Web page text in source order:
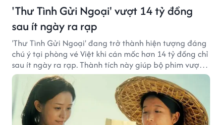
'Thư Tình Gửi Ngoại' vượt 14 tỷ đồng
sau ít ngày ra rạp
'Thư Tình Gửi Ngoại' đang trở thành hiện tượng đáng
chú ý tại phòng vé Việt khi cán mốc hơn 14 tỷ đồng chỉ
sau ít ngày ra rạp. Thành tích này giúp bộ phim vượt
kỳ vọng ban đầu và duy trì sức hút giữa cuộc cạnh
tranh của nhiều tác phẩm lớn.